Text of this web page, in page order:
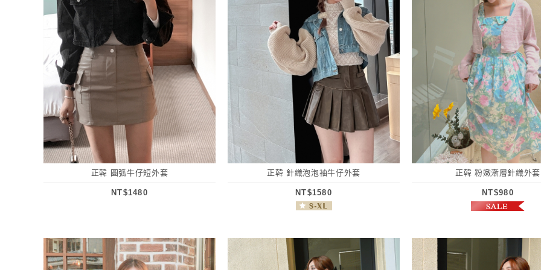
正韓 圓弧牛仔短外套
NT$1480
正韓 針織泡泡袖牛仔外套
NT$1580
正韓 粉嫩漸層針織外套
NT$980